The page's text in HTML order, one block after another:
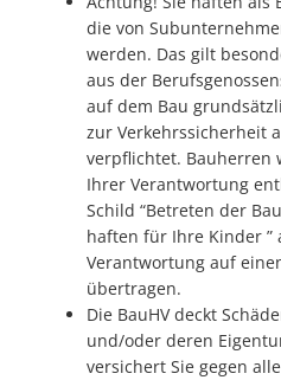
die von
werden. Das gilt
aus der
auf dem Bau
zur Verkehrssicherheit
verpflichtet. Bauherren
Ihrer Verantwortung
Schild “Betreten der
haften für Ihre Kinder
Verantwortung auf
übertragen.
Die BauHV deckt
und/oder deren
versichert Sie gegen